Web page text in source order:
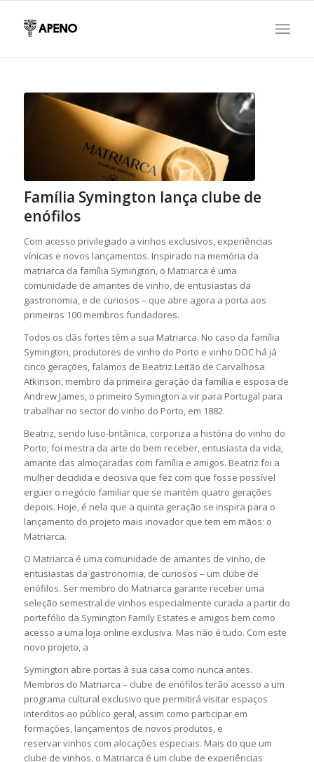
Família Symington lança clube de
enófilos
Com acesso privilegiado a vinhos exclusivos, experiências
vínicas e novos lançamentos. Inspirado na memória da
matriarca da família Symington, o Matriarca é uma
comunidade de amantes de vinho, de entusiastas da
gastronomia, e de curiosos – que abre agora a porta aos
primeiros 100 membros fundadores.
Todos os clãs fortes têm a sua Matriarca. No caso da família
Symington, produtores de vinho do Porto e vinho DOC há já
cinco gerações, falamos de Beatriz Leitão de Carvalhosa
Atkinson, membro da primeira geração da família e esposa de
Andrew James, o primeiro Symington a vir para Portugal para
trabalhar no sector do vinho do Porto, em 1882.
Beatriz, sendo luso-britânica, corporiza a história do vinho do
Porto; foi mestra da arte do bem receber, entusiasta da vida,
amante das almoçaradas com família e amigos. Beatriz foi a
mulher decidida e decisiva que fez com que fosse possível
erguer o negócio familiar que se mantém quatro gerações
depois. Hoje, é nela que a quinta geração se inspira para o
lançamento do projeto mais inovador que tem em mãos: o
Matriarca.
O Matriarca é uma comunidade de amantes de vinho, de
entusiastas da gastronomia, de curiosos – um clube de
enófilos. Ser membro do Matriarca garante receber uma
seleção semestral de vinhos especialmente curada a partir do
portefólio da Symington Family Estates e amigos bem como
acesso a uma loja online exclusiva. Mas não é tudo. Com este
novo projeto, a
Symington abre portas à sua casa como nunca antes.
Membros do Matriarca – clube de enófilos terão acesso a um
programa cultural exclusivo que permitirá visitar espaços
interditos ao público geral, assim como participar em
formações, lançamentos de novos produtos, e
reservar vinhos com alocações especiais. Mais do que um
clube de vinhos, o Matriarca é um clube de experiências